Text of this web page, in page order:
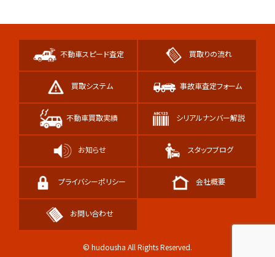
不動車スピード査定 買取りの流れ
買取システム 事故車査定フォーム
不動車買取実績 シリアルナンバー解説
お知らせ スタッフブログ
プライバシーポリシー 会社概要
お問い合わせ
© hudousha All Rights Reserved.